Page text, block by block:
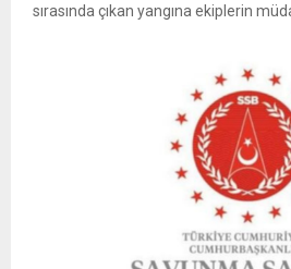
sırasında çıkan yangına ekiplerin